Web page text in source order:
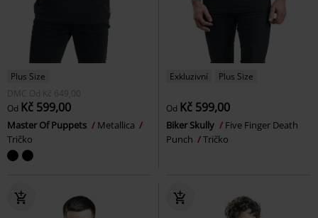
Plus Size
DMC Od Kč 649,00
Od Kč 599,00
Master Of Puppets
Metallica
Tričko
Exkluzivní Plus Size
Od Kč 599,00
Biker Skully
Five Finger Death
Punch
Tričko